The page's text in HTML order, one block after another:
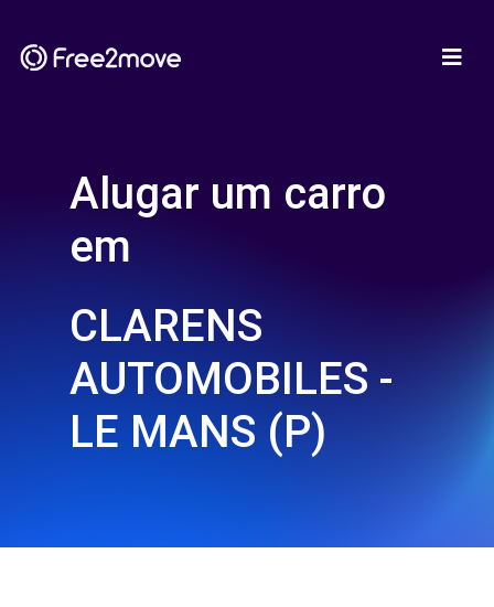
Alugar um carro
em
CLARENS
AUTOMOBILES -
LE MANS (P)